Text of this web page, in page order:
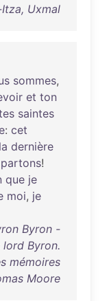
Uxmal
sommes,
et ton
saintes
: cet
la dernière
partons!
que je
moi, je
Byron -
lord Byron.
mémoires
Moore